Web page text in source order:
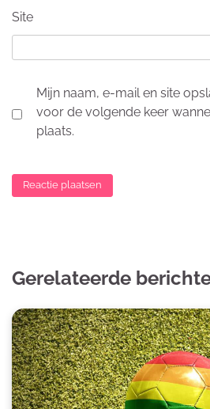
Site
Mijn naam, e-mail en site
voor de volgende keer
plaats.
Gerelateerde